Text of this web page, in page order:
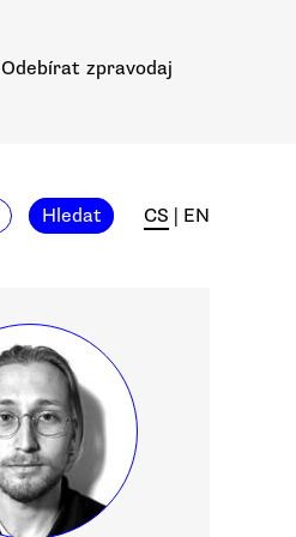
Odebírat zpravodaj
Hledat CS EN